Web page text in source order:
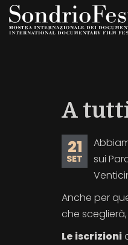
Salta
A
21
SET
sui
Anche per
che
Le iscrizioni